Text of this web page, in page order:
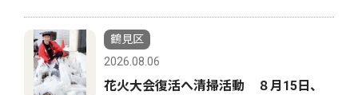
鶴見区
2026.08.06
花火大会復活へ清掃活動 ８月15日、